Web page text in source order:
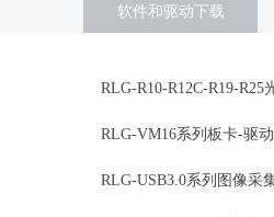
软件和驱动下载
RLG-R10-R12C-R19-
RLG-VM16系列板卡-驱
RLG-USB3.0系列图像采